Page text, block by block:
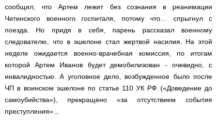
сообщил, что Артем лежит без сознания в реанимации
Читинского военного госпиталя, потому что… спрыгнул с
поезда. Но придя в себя, парень рассказал военному
следователю, что в эшелоне стал жертвой насилия. На этой
неделе ожидается военно-врачебная комиссия, по итогам
которой Артем Иванов будет демобилизован - очевидно, с
инвалидностью. А уголовное дело, возбужденное было после
ЧП в воинском эшелоне по статье 110 УК РФ («Доведение до
самоубийства»), прекращено «за отсутствием события
преступления»...